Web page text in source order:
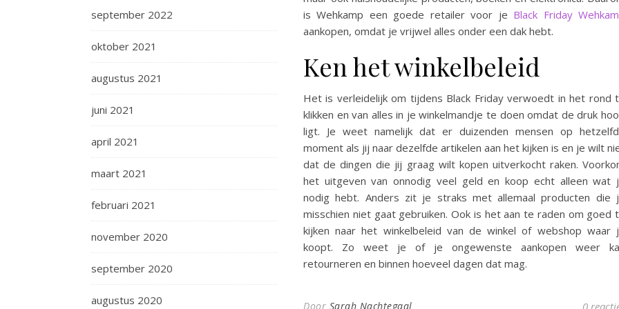
september 2022
oktober 2021
augustus 2021
juni 2021
april 2021
maart 2021
februari 2021
november 2020
september 2020
augustus 2020
is Wehkamp een goede retailer voor je Black Friday
aankopen, omdat je vrijwel alles onder een dak hebt.
Ken het winkelbeleid
Het is verleidelijk om tijdens Black Friday verwoedt in het rond
klikken en van alles in je winkelmandje te doen omdat de druk
ligt. Je weet namelijk dat er duizenden mensen op
moment als jij naar dezelfde artikelen aan het kijken is en je wilt
dat de dingen die jij graag wilt kopen uitverkocht raken.
het uitgeven van onnodig veel geld en koop echt alleen wat
nodig hebt. Anders zit je straks met allemaal producten die
misschien niet gaat gebruiken. Ook is het aan te raden om goed
kijken naar het winkelbeleid van de winkel of webshop waar
koopt. Zo weet je of je ongewenste aankopen weer
retourneren en binnen hoeveel dagen dat mag.
Door Sarah Nachtegaal